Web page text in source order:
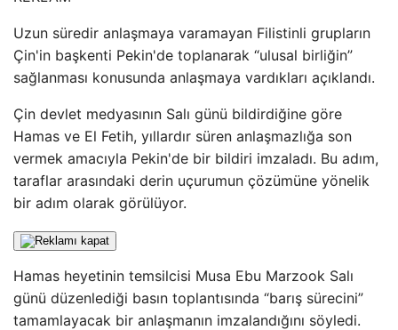
Uzun süredir anlaşmaya varamayan Filistinli grupların
Çin'in başkenti Pekin'de toplanarak “ulusal birliğin”
sağlanması konusunda anlaşmaya vardıkları açıklandı.
Çin devlet medyasının Salı günü bildirdiğine göre
Hamas ve El Fetih, yıllardır süren anlaşmazlığa son
vermek amacıyla Pekin'de bir bildiri imzaladı. Bu adım,
taraflar arasındaki derin uçurumun çözümüne yönelik
bir adım olarak görülüyor.
Hamas heyetinin temsilcisi Musa Ebu Marzook Salı
günü düzenlediği basın toplantısında “barış sürecini”
tamamlayacak bir anlaşmanın imzalandığını söyledi.